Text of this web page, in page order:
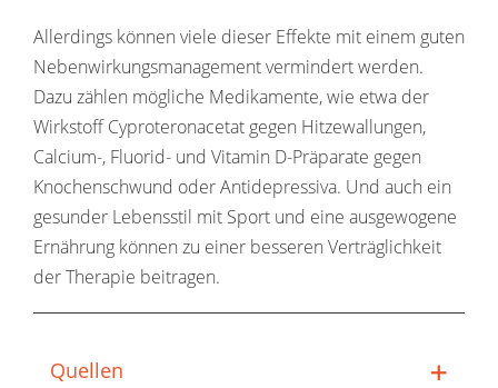
Allerdings können viele dieser Effekte mit einem guten
Nebenwirkungsmanagement vermindert werden.
Dazu zählen mögliche Medikamente, wie etwa der
Wirkstoff Cyproteronacetat gegen Hitzewallungen,
Calcium-, Fluorid- und Vitamin D-Präparate gegen
Knochenschwund oder Antidepressiva. Und auch ein
gesunder Lebensstil mit Sport und eine ausgewogene
Ernährung können zu einer besseren Verträglichkeit
der Therapie beitragen.
Quellen